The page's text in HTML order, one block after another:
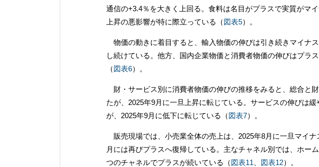
通信の+3.4％を大きく上回る。食料は名目がプラスで実質がマ
上昇の悪影響が特に際立っている（図表5）。
物価の動きに着目すると、輸入物価の伸びは引き続きマイナ
し続けている。他方、国内企業物価と消費者物価の伸びはプラ
（図表6）。
財・サービス別に消費者物価の伸びの推移をみると、総合と
たが、2025年9月に一旦上昇に転じている。サービスの伸びは
が、2025年9月に低下に転じている（図表7）。
販売現場では、小売業全体の売上は、2025年8月に一旦マイナ
月には再びプラスへ復帰している。主なチャネル別では、ホー
つのチャネルでプラスが続いている（図表11 図表12）。